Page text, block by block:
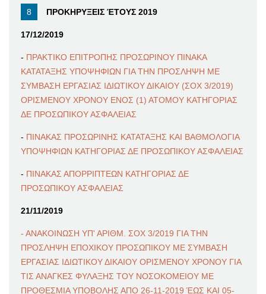
ΠΡΟΚΗΡΥΞΕΙΣ ΈΤΟΥΣ 2019
17/12/2019
- ΠΡΑΚΤΙΚΟ ΕΠΙΤΡΟΠΗΣ ΠΡΟΣΩΡΙΝΟΥ ΠΙΝΑΚΑ
ΚΑΤΑΤΑΞΗΣ ΥΠΟΨΗΦΙΩΝ ΓΙΑ ΤΗΝ ΠΡΟΣΛΗΨΗ ΜΕ
ΣΥΜΒΑΣΗ ΕΡΓΑΣΙΑΣ ΙΔΙΩΤΙΚΟΥ ΔΙΚΑΙΟΥ (ΣΟΧ 3/2019)
ΟΡΙΣΜΕΝΟΥ ΧΡΟΝΟΥ ΕΝΟΣ (1) ΑΤΟΜΟΥ ΚΑΤΗΓΟΡΙΑΣ
ΔΕ ΠΡΟΣΩΠΙΚΟΥ ΑΣΦΑΛΕΙΑΣ
- ΠΙΝΑΚΑΣ ΠΡΟΣΩΡΙΝΗΣ ΚΑΤΑΤΑΞΗΣ ΚΑΙ ΒΑΘΜΟΛΟΓΙΑ
ΥΠΟΨΗΦΙΩΝ ΚΑΤΗΓΟΡΙΑΣ ΔΕ ΠΡΟΣΩΠΙΚΟΥ ΑΣΦΑΛΕΙΑΣ
- ΠΙΝΑΚΑΣ ΑΠΟΡΡΙΠΤΕΩΝ ΚΑΤΗΓΟΡΙΑΣ ΔΕ
ΠΡΟΣΩΠΙΚΟΥ ΑΣΦΑΛΕΙΑΣ
21/11/2019
- ΑΝΑΚΟΙΝΩΣΗ ΥΠ' ΑΡΙΘΜ. ΣΟΧ 3/2019 ΓΙΑ ΤΗΝ
ΠΡΟΣΛΗΨΗ ΕΠΟΧΙΚΟΥ ΠΡΟΣΩΠΙΚΟΥ ΜΕ ΣΥΜΒΑΣΗ
ΕΡΓΑΣΙΑΣ ΙΔΙΩΤΙΚΟΥ ΔΙΚΑΙΟΥ ΟΡΙΣΜΕΝΟΥ ΧΡΟΝΟΥ ΓΙΑ
ΤΙΣ ΑΝΑΓΚΕΣ ΦΥΛΑΞΗΣ ΤΟΥ ΝΟΣΟΚΟΜΕΙΟΥ ΜΕ
ΠΡΟΘΕΣΜΙΑ ΥΠΟΒΟΛΗΣ ΑΠΟ 26-11-2019 ΈΩΣ ΚΑΙ 05-